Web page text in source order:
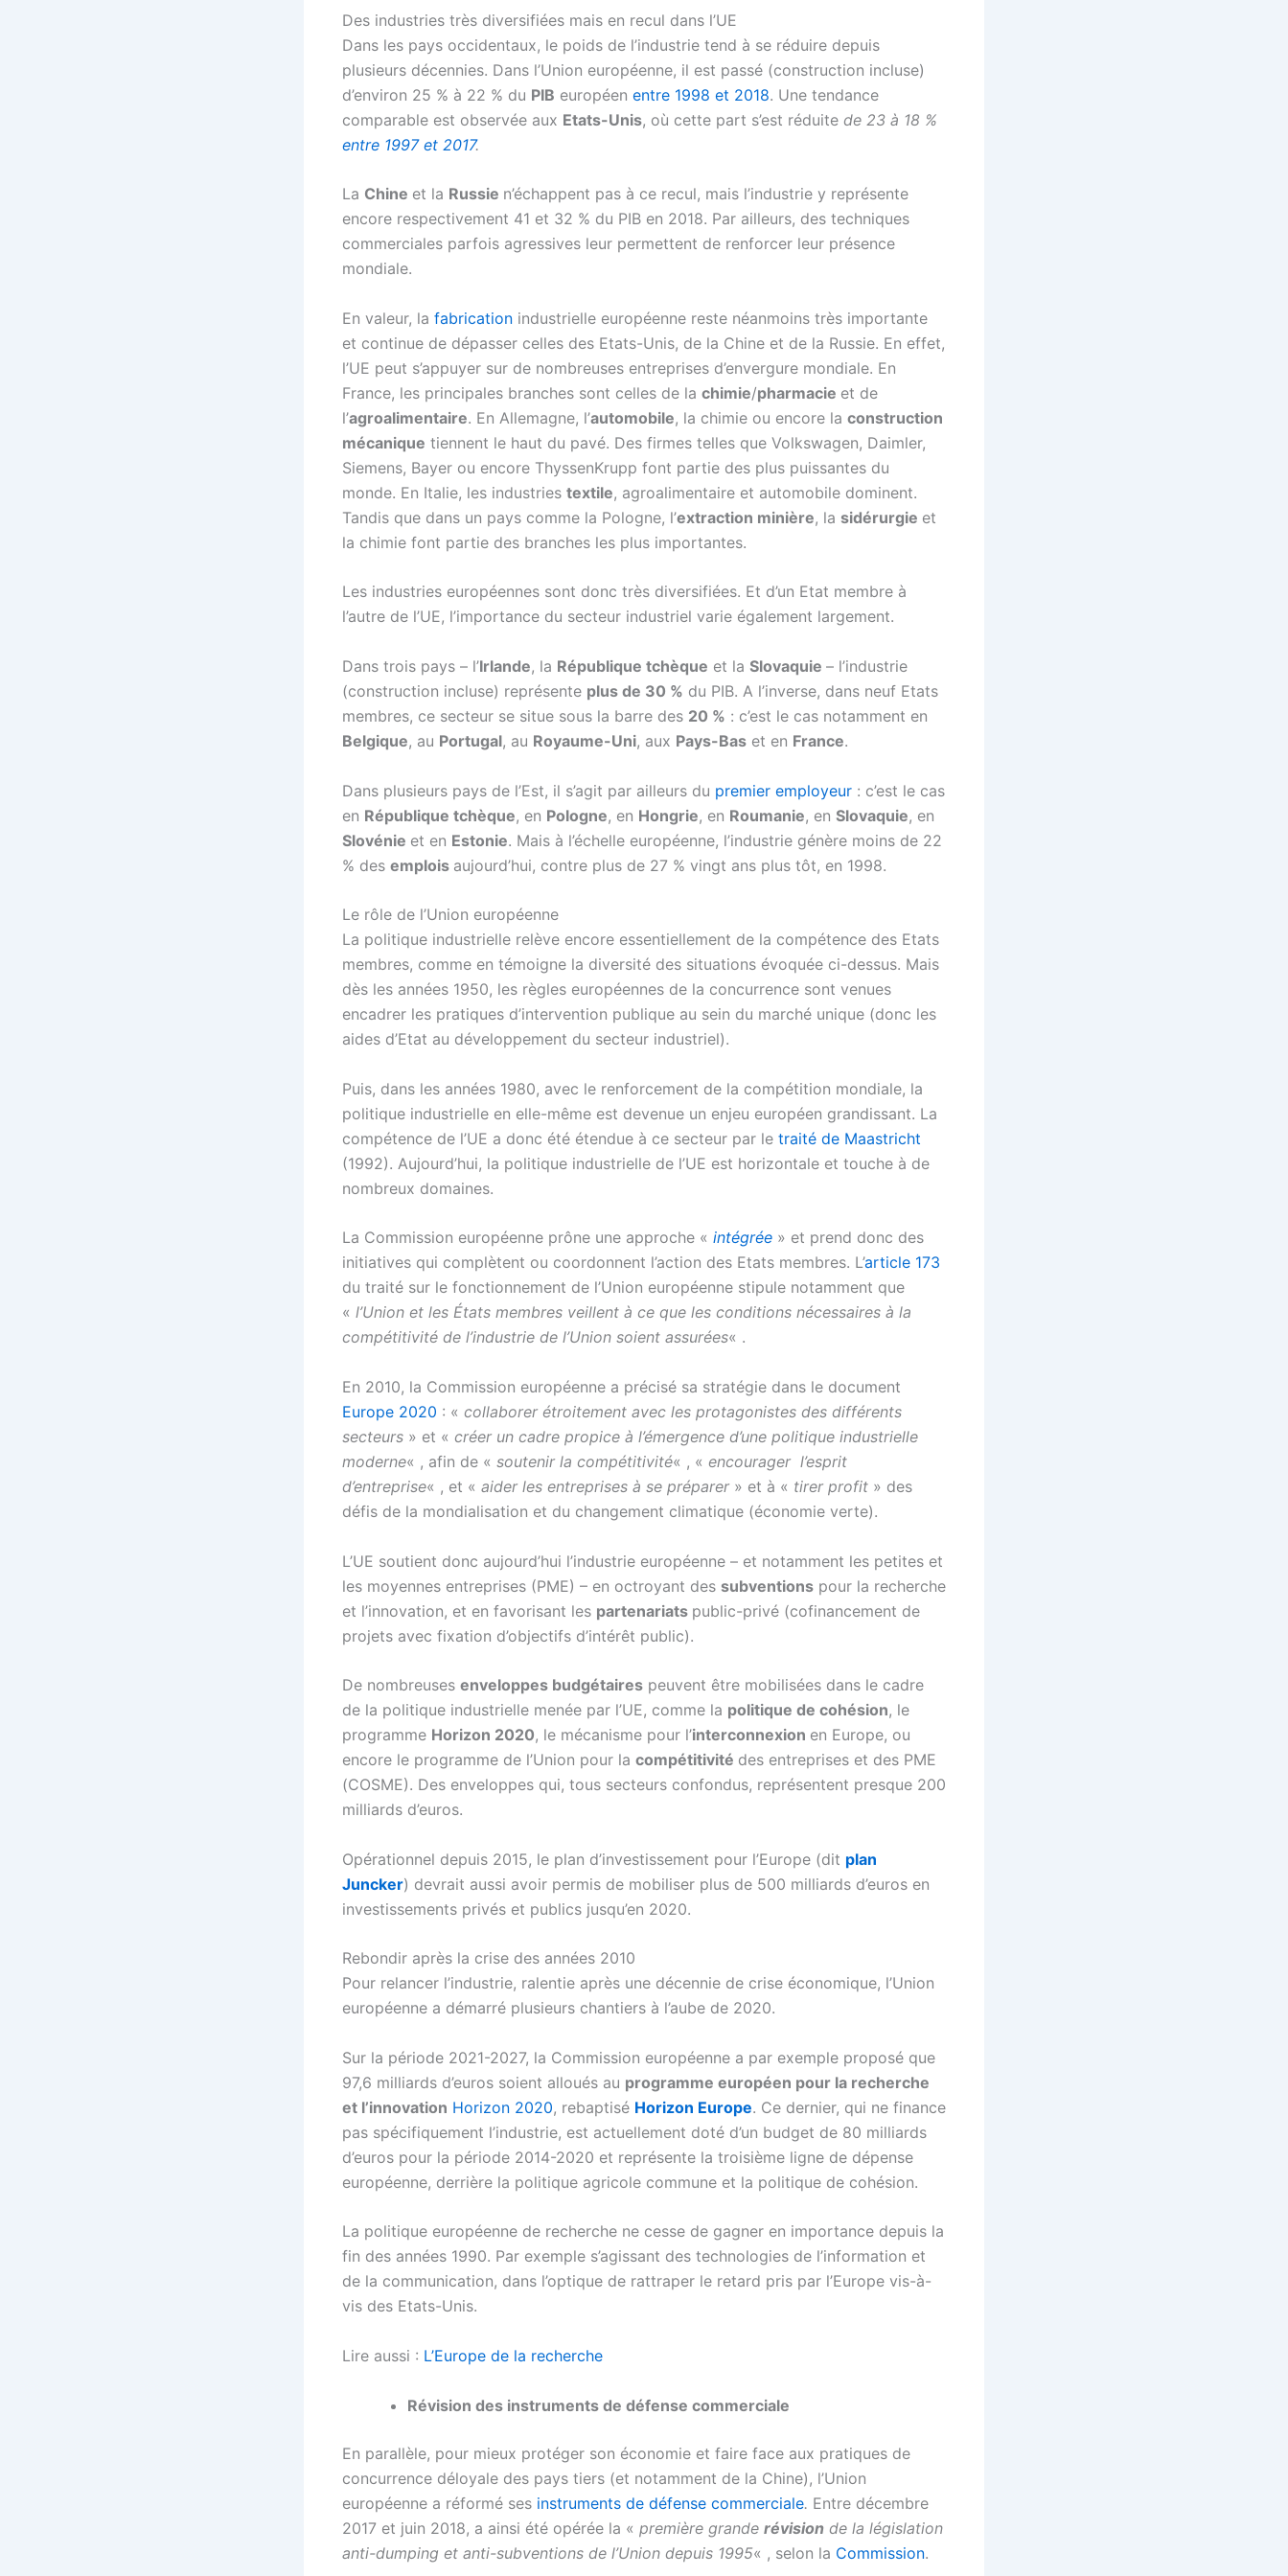
Des industries très diversifiées mais en recul dans l’UE
Dans les pays occidentaux, le poids de l’industrie tend à se réduire depuis
plusieurs décennies. Dans l’Union européenne, il est passé (construction incluse)
d’environ 25 % à 22 % du PIB européen entre 1998 et 2018. Une tendance
comparable est observée aux Etats-Unis, où cette part s’est réduite de 23 à 18 %
entre 1997 et 2017.
La Chine et la Russie n’échappent pas à ce recul, mais l’industrie y représente
encore respectivement 41 et 32 % du PIB en 2018. Par ailleurs, des techniques
commerciales parfois agressives leur permettent de renforcer leur présence
mondiale.
En valeur, la fabrication industrielle européenne reste néanmoins très importante
et continue de dépasser celles des Etats-Unis, de la Chine et de la Russie. En effet,
l’UE peut s’appuyer sur de nombreuses entreprises d’envergure mondiale. En
France, les principales branches sont celles de la chimie/pharmacie et de
l’agroalimentaire. En Allemagne, l’automobile, la chimie ou encore la construction
mécanique tiennent le haut du pavé. Des firmes telles que Volkswagen, Daimler,
Siemens, Bayer ou encore ThyssenKrupp font partie des plus puissantes du
monde. En Italie, les industries textile, agroalimentaire et automobile dominent.
Tandis que dans un pays comme la Pologne, l’extraction minière, la sidérurgie et
la chimie font partie des branches les plus importantes.
Les industries européennes sont donc très diversifiées. Et d’un Etat membre à
l’autre de l’UE, l’importance du secteur industriel varie également largement.
Dans trois pays – l’Irlande, la République tchèque et la Slovaquie – l’industrie
(construction incluse) représente plus de 30 % du PIB. A l’inverse, dans neuf Etats
membres, ce secteur se situe sous la barre des 20 % : c’est le cas notamment en
Belgique, au Portugal, au Royaume-Uni, aux Pays-Bas et en France.
Dans plusieurs pays de l’Est, il s’agit par ailleurs du premier employeur : c’est le cas
en République tchèque, en Pologne, en Hongrie, en Roumanie, en Slovaquie, en
Slovénie et en Estonie. Mais à l’échelle européenne, l’industrie génère moins de 22
% des emplois aujourd’hui, contre plus de 27 % vingt ans plus tôt, en 1998.
Le rôle de l’Union européenne
La politique industrielle relève encore essentiellement de la compétence des Etats
membres, comme en témoigne la diversité des situations évoquée ci-dessus. Mais
dès les années 1950, les règles européennes de la concurrence sont venues
encadrer les pratiques d’intervention publique au sein du marché unique (donc les
aides d’Etat au développement du secteur industriel).
Puis, dans les années 1980, avec le renforcement de la compétition mondiale, la
politique industrielle en elle-même est devenue un enjeu européen grandissant. La
compétence de l’UE a donc été étendue à ce secteur par le traité de Maastricht
(1992). Aujourd’hui, la politique industrielle de l’UE est horizontale et touche à de
nombreux domaines.
La Commission européenne prône une approche « intégrée » et prend donc des
initiatives qui complètent ou coordonnent l’action des Etats membres. L’article 173
du traité sur le fonctionnement de l’Union européenne stipule notamment que
« l’Union et les États membres veillent à ce que les conditions nécessaires à la
compétitivité de l’industrie de l’Union soient assurées« .
En 2010, la Commission européenne a précisé sa stratégie dans le document
Europe 2020 : « collaborer étroitement avec les protagonistes des différents
secteurs » et « créer un cadre propice à l’émergence d’une politique industrielle
moderne« , afin de « soutenir la compétitivité« , « encourager l’esprit
d’entreprise« , et « aider les entreprises à se préparer» et à « tirer profit » des
défis de la mondialisation et du changement climatique (économie verte).
L’UE soutient donc aujourd’hui l’industrie européenne – et notamment les petites et
les moyennes entreprises (PME) – en octroyant des subventions pour la recherche
et l’innovation, et en favorisant les partenariats public-privé (cofinancement de
projets avec fixation d’objectifs d’intérêt public).
De nombreuses enveloppes budgétaires peuvent être mobilisées dans le cadre
de la politique industrielle menée par l’UE, comme la politique de cohésion, le
programme Horizon 2020, le mécanisme pour l’interconnexion en Europe, ou
encore le programme de l’Union pour la compétitivité des entreprises et des PME
(COSME). Des enveloppes qui, tous secteurs confondus, représentent presque 200
milliards d’euros.
Opérationnel depuis 2015, le plan d’investissement pour l’Europe (dit plan
Juncker) devrait aussi avoir permis de mobiliser plus de 500 milliards d’euros en
investissements privés et publics jusqu’en 2020.
Rebondir après la crise des années 2010
Pour relancer l’industrie, ralentie après une décennie de crise économique, l’Union
européenne a démarré plusieurs chantiers à l’aube de 2020.
Sur la période 2021-2027, la Commission européenne a par exemple proposé que
97,6 milliards d’euros soient alloués au programme européen pour la recherche
et l’innovation Horizon 2020, rebaptisé Horizon Europe. Ce dernier, qui ne finance
pas spécifiquement l’industrie, est actuellement doté d’un budget de 80 milliards
d’euros pour la période 2014-2020 et représente la troisième ligne de dépense
européenne, derrière la politique agricole commune et la politique de cohésion.
La politique européenne de recherche ne cesse de gagner en importance depuis la
fin des années 1990. Par exemple s’agissant des technologies de l’information et
de la communication, dans l’optique de rattraper le retard pris par l’Europe vis-à-
vis des Etats-Unis.
Lire aussi : L’Europe de la recherche
Révision des instruments de défense commerciale
En parallèle, pour mieux protéger son économie et faire face aux pratiques de
concurrence déloyale des pays tiers (et notamment de la Chine), l’Union
européenne a réformé ses instruments de défense commerciale. Entre décembre
2017 et juin 2018, a ainsi été opérée la « première grande révision de la législation
anti-dumping et anti-subventions de l’Union depuis 1995« , selon la Commission.